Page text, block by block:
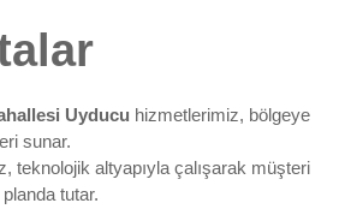
Uyducu hizmetlerimiz, bölgeye
sunar.
teknolojik altyapıyla çalışarak müşteri
tutar.